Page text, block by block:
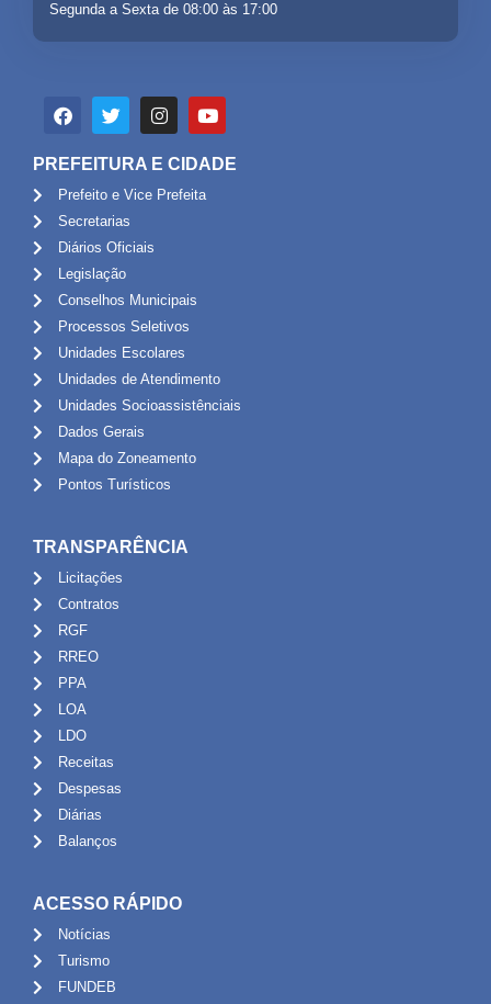
Segunda a Sexta de 08:00 às 17:00
PREFEITURA E CIDADE
Prefeito e Vice Prefeita
Secretarias
Diários Oficiais
Legislação
Conselhos Municipais
Processos Seletivos
Unidades Escolares
Unidades de Atendimento
Unidades Socioassistênciais
Dados Gerais
Mapa do Zoneamento
Pontos Turísticos
TRANSPARÊNCIA
Licitações
Contratos
RGF
RREO
PPA
LOA
LDO
Receitas
Despesas
Diárias
Balanços
ACESSO RÁPIDO
Notícias
Turismo
FUNDEB